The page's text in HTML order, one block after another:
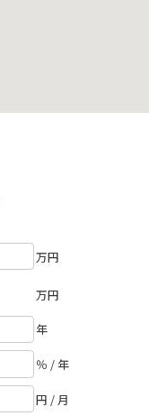
万円
万円
年
％ / 年
円 / 月